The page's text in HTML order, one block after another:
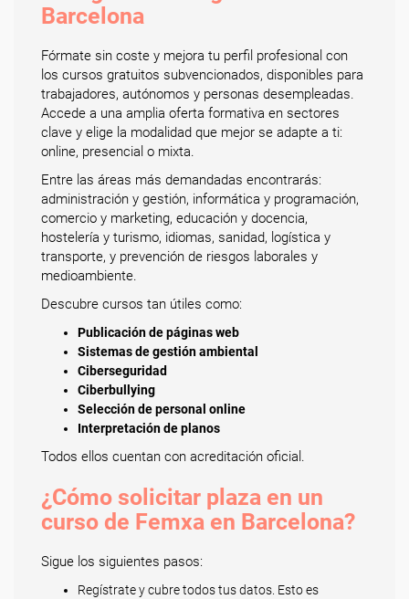
Barcelona
Fórmate sin coste y mejora tu perfil profesional con
los cursos gratuitos subvencionados, disponibles para
trabajadores, autónomos y personas desempleadas.
Accede a una amplia oferta formativa en sectores
clave y elige la modalidad que mejor se adapte a ti:
online, presencial o mixta.
Entre las áreas más demandadas encontrarás:
administración y gestión, informática y programación,
comercio y marketing, educación y docencia,
hostelería y turismo, idiomas, sanidad, logística y
transporte, y prevención de riesgos laborales y
medioambiente.
Descubre cursos tan útiles como:
Publicación de páginas web
Sistemas de gestión ambiental
Ciberseguridad
Ciberbullying
Selección de personal online
Interpretación de planos
Todos ellos cuentan con acreditación oficial.
¿Cómo solicitar plaza en un
curso de Femxa en Barcelona?
Sigue los siguientes pasos:
Regístrate y cubre todos tus datos. Esto es